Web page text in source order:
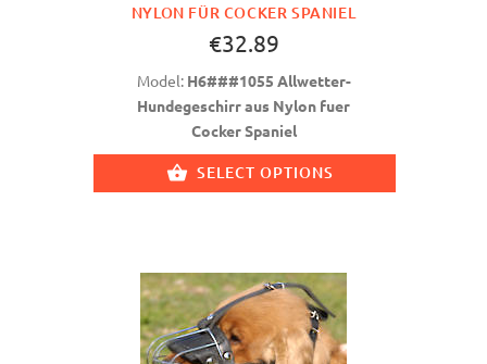
NYLON FÜR COCKER SPANIEL
€32.89
Model: H6###1055 Allwetter-
Hundegeschirr aus Nylon fuer
Cocker Spaniel
SELECT OPTIONS